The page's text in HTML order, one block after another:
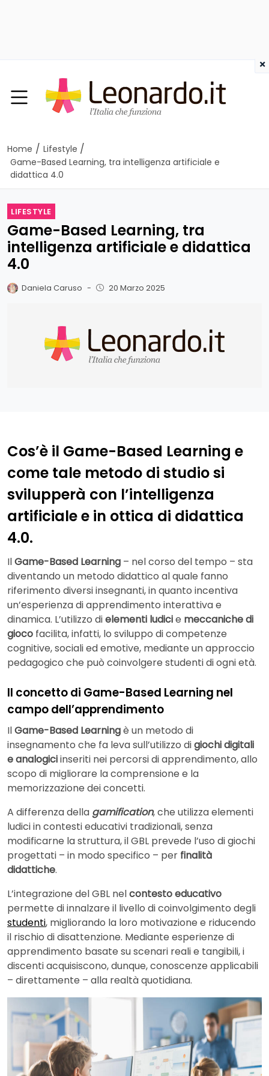
Home / Lifestyle /
Game-Based Learning, tra intelligenza artificiale e
didattica 4.0
LIFESTYLE
Game-Based Learning, tra
intelligenza artificiale e didattica
4.0
Daniela Caruso - 20 Marzo 2025
Cos’è il Game-Based Learning e
come tale metodo di studio si
svilupperà con l’intelligenza
artificiale e in ottica di didattica
4.0.
IlGame-Based Learning – nel corso del tempo – sta
diventando un metodo didattico al quale fanno
riferimento diversi insegnanti, in quanto incentiva
un’esperienza di apprendimento interattiva e
dinamica. L’utilizzo dielementi ludicie meccaniche di
gioco facilita, infatti, lo sviluppo di competenze
cognitive, sociali ed emotive, mediante un approccio
pedagogico che può coinvolgere studenti di ogni età.
Il concetto di Game-Based Learning nel
campo dell’apprendimento
IlGame-Based Learningè un metodo di
insegnamento che fa leva sull’utilizzo digiochi digitali
e analogiciinseriti nei percorsi di apprendimento, allo
scopo di migliorare la comprensione e la
memorizzazione dei concetti.
A differenza della gamification, che utilizza elementi
ludici in contesti educativi tradizionali, senza
modificarne la struttura, il GBL prevede l’uso di giochi
progettati – in modo specifico – per finalità
didattiche.
L’integrazione del GBL nelcontesto educativo
permette di innalzare il livello di coinvolgimento degli
studenti, migliorando la loro motivazione e riducendo
il rischio di disattenzione. Mediante esperienze di
apprendimento basate su scenari reali e tangibili, i
discenti acquisiscono, dunque, conoscenze applicabili
– direttamente – alla realtà quotidiana.
×